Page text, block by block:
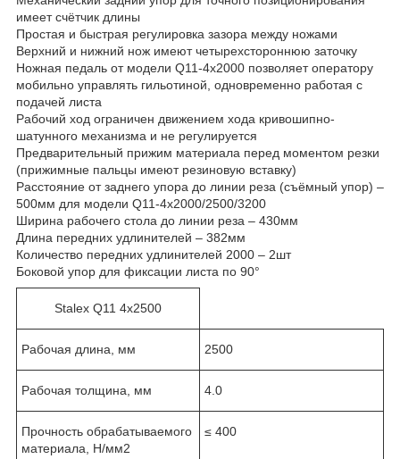
имеет счётчик длины
Простая и быстрая регулировка зазора между ножами
Верхний и нижний нож имеют четырехстороннюю заточку
Ножная педаль от модели Q11-4x2000 позволяет оператору
мобильно управлять гильотиной, одновременно работая с
подачей листа
Рабочий ход ограничен движением хода кривошипно-
шатунного механизма и не регулируется
Предварительный прижим материала перед моментом резки
(прижимные пальцы имеют резиновую вставку)
Расстояние от заднего упора до линии реза (съёмный упор) –
500мм для модели Q11-4x2000/2500/3200
Ширина рабочего стола до линии реза – 430мм
Длина передних удлинителей – 382мм
Количество передних удлинителей 2000 – 2шт
Боковой упор для фиксации листа по 90°
Stalex Q11 4х2500
Рабочая длина, мм 2500
Рабочая толщина, мм 4.0
Прочность обрабатываемого
материала, Н/мм2
≤ 400